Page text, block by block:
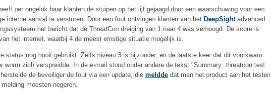
per ongeluk haar klanten de stuipen op het lijf gejaagd door een waarschuwing voor een
internetaanval te versturen. Door een fout ontvingen klanten van het DeepSightadvanced
het bericht dat de ThreatCon dreiging van 1 naar 4 was verhoogd. De score is
het internet, waarbij 4 de meest ernstige situatie mogelijk is.
status nog nooit gebruikt. Zelfs niveau 3 is bijzonder, en de laatste keer dat dit voorkwam
worm zich verspreidde. In de e-mail stond onder andere de tekst "Summary: threatcon test
de beveiliger de fout via een update, die meldde dat men het product aan het testen
moesten negeren.